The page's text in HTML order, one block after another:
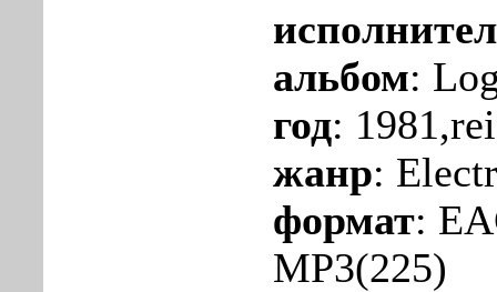
альбом:
год:
жанр:
формат:
MP3(225)